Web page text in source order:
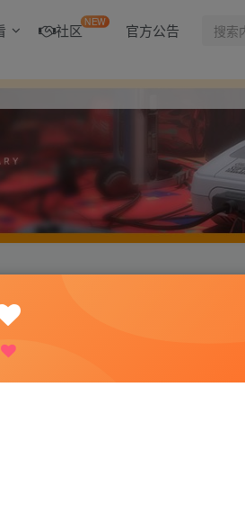
社区NEW 官方公告